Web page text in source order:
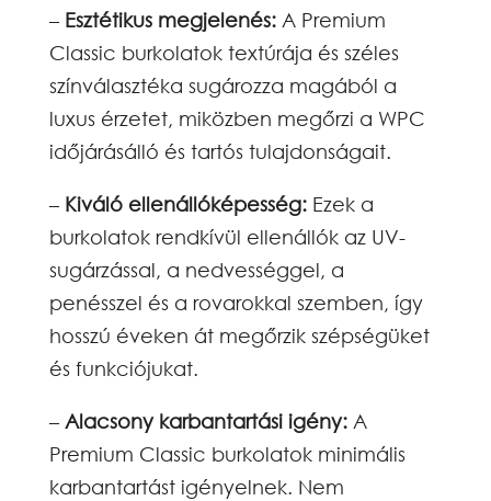
– Esztétikus megjelenés:A Premium
Classic burkolatok textúrája és széles
színválasztéka sugározza magából a
luxus érzetet, miközben megőrzi a WPC
időjárásálló és tartós tulajdonságait.
– Kiváló ellenállóképesség:Ezek a
burkolatok rendkívül ellenállók az UV-
sugárzással, a nedvességgel, a
penésszel és a rovarokkal szemben, így
hosszú éveken át megőrzik szépségüket
és funkciójukat.
– Alacsony karbantartási igény:A
Premium Classic burkolatok minimális
karbantartást igényelnek. Nem